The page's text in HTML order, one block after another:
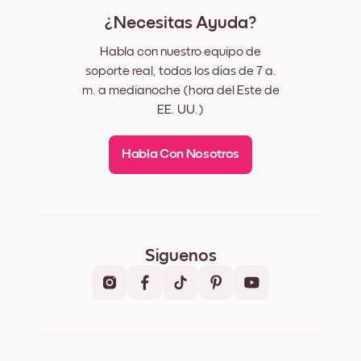
¿Necesitas Ayuda?
Habla con nuestro equipo de
soporte real, todos los días de 7 a.
m. a medianoche (hora del Este de
EE. UU.)
Habla Con Nosotros
Síguenos